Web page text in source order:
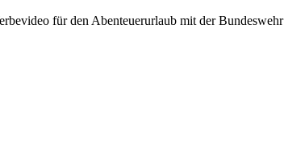
für den Abenteuerurlaub mit der